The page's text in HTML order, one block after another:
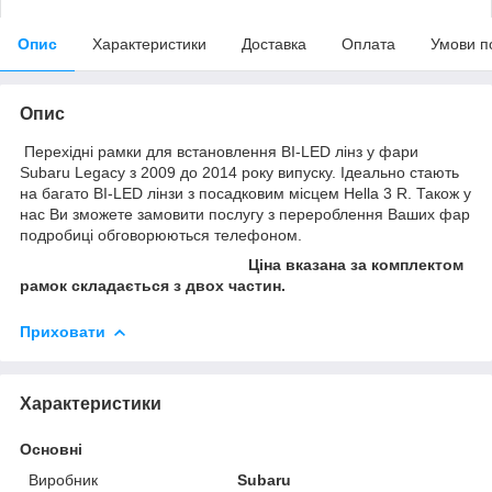
Опис Характеристики Доставка Оплата Умови
Опис
Перехідні рамки для встановлення BI-LED лінз у фари
Subaru Legacy з 2009 до 2014 року випуску. Ідеально стають
на багато BI-LED лінзи з посадковим місцем Hella 3 R. Також у
нас Ви зможете замовити послугу з перероблення Ваших фар
подробиці обговорюються телефоном.
Ціна вказана за комплектом
рамок складається з двох частин.
Приховати
Характеристики
Основні
Виробник
Subaru